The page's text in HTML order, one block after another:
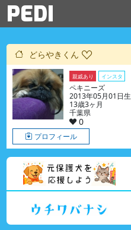
PEDI
どらやきくん
親戚あり インスタ
ペキニーズ
2013年05月01日生
13歳3ヶ月
千葉県
0
プロフィール